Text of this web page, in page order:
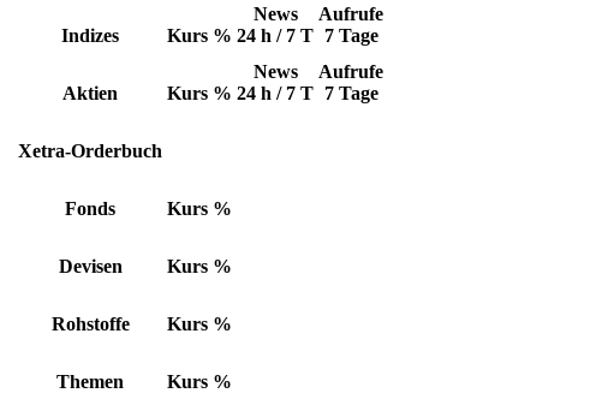
Indizes Kurs %
News
24 h / 7 T
Aufrufe
7 Tage
Aktien Kurs %
News
24 h / 7 T
Aufrufe
7 Tage
Xetra-Orderbuch
Fonds Kurs %
Devisen Kurs %
Rohstoffe Kurs %
Themen Kurs %